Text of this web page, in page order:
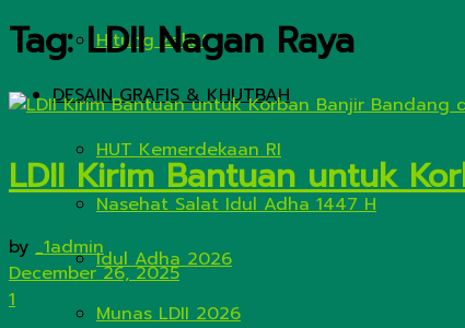
Hitung Zakat
DESAIN GRAFIS & KHUTBAH
HUT Kemerdekaan RI
Nasehat Salat Idul Adha 1447 H
Idul Adha 2026
Munas LDII 2026
Tag:LDII Nagan Raya
LDII Kirim Bantuan untuk
by _1admin
December 26, 2025
1